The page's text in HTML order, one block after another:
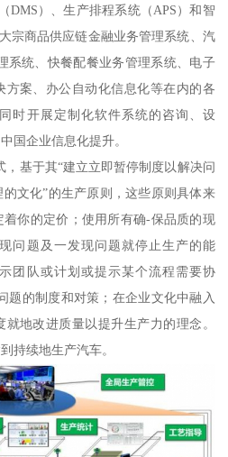
DMS）、生产排程系统（APS）和智
宗商品供应链金融业务管理系统、汽
系统、快餐配餐业务管理系统、电子
方案、办公自动化信息化等在内的各
时开展定制化软件系统的咨询、设
国企业信息化提升。
基于其“建立立即暂停制度以解决问
文化”的生产原则，这些原则具体来
你的定价；使用所有确-保品质的现
问题及一发现问题就停止生产的能
团队或计划或提示某个流程需要协
题的制度和对策；在企业文化中融入
地改进质量以提升生产力的理念。
持续地生产汽车。